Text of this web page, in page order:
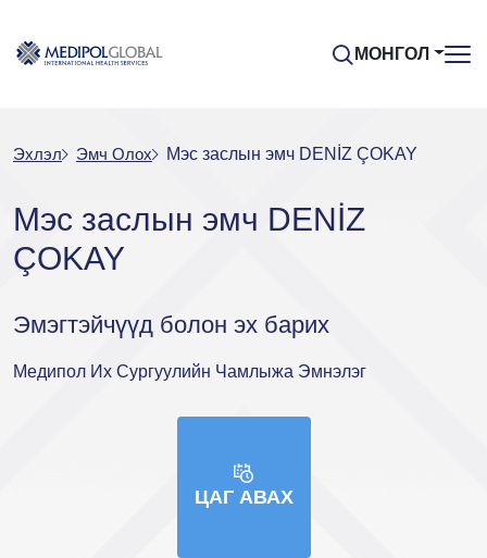
МОНГОЛ
Эхлэл Эмч Oлох Мэс заслын эмч DENİZ ÇOKAY
Мэс заслын эмч DENİZ
ÇOKAY
Эмэгтэйчүүд болон эх барих
Медипол Их Сургуулийн Чамлыжа Эмнэлэг
ЦАГ АВАХ